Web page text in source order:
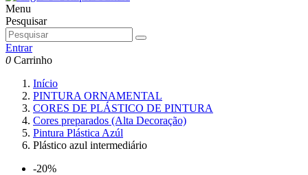
Menu
Pesquisar
Entrar
0 Carrinho
Início
PINTURA ORNAMENTAL
CORES DE PLÁSTICO DE PINTURA
Cores preparados (Alta Decoração)
Pintura Plástica Azúl
Plástico azul intermediário
-20%